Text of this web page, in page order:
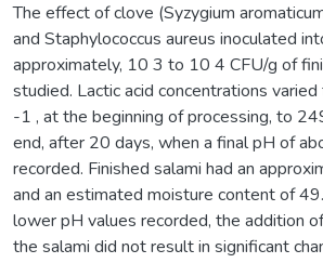
The effect of clove (Syzygium
and Staphylococcus aureus inoculated
approximately, 10 3 to 10 4 CFU/g of
studied. Lactic acid concentrations
-1 , at the beginning of processing, to
end, after 20 days, when a final pH of
recorded. Finished salami had an
and an estimated moisture content of
lower pH values recorded, the addition
the salami did not result in significant